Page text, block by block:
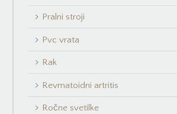
Pralni stroji
Pvc vrata
Rak
Revmatoidni artritis
Ročne svetilke